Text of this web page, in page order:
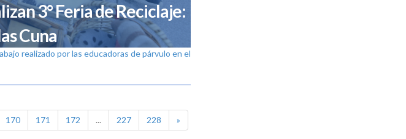
3° Feria de Reciclaje:
Cuna
realizado por las educadoras de párvulo en el
170 171 172 ... 227 228 »